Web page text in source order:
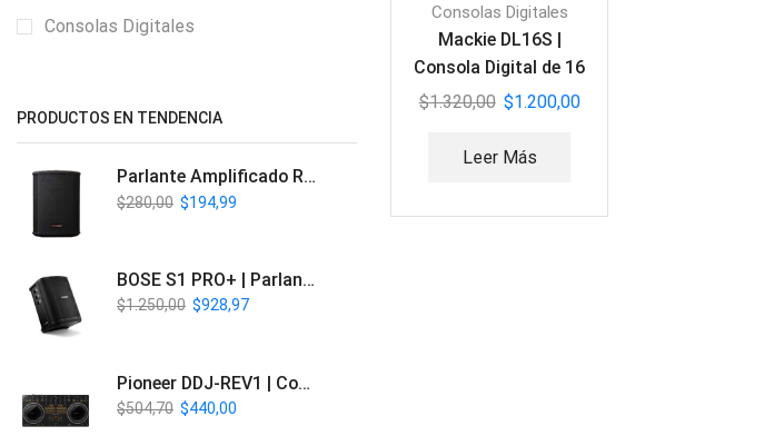
Consolas Digitales
Mackie DL16S |
Consola Digital de 16
canales
$1.320,00 $1.200,00
Leer Más
Consolas Digitales
PRODUCTOS EN TENDENCIA
Parlante Amplificado Recargable BT | Italy Audio ITL-PRO11
$280,00 $194,99
BOSE S1 PRO+ | Parlante Profesional PA Inalámbrico
$1.250,00 $928,97
Pioneer DDJ-REV1 | Controlador DJ de 2 canales estilo Scratch
$504,70 $440,00